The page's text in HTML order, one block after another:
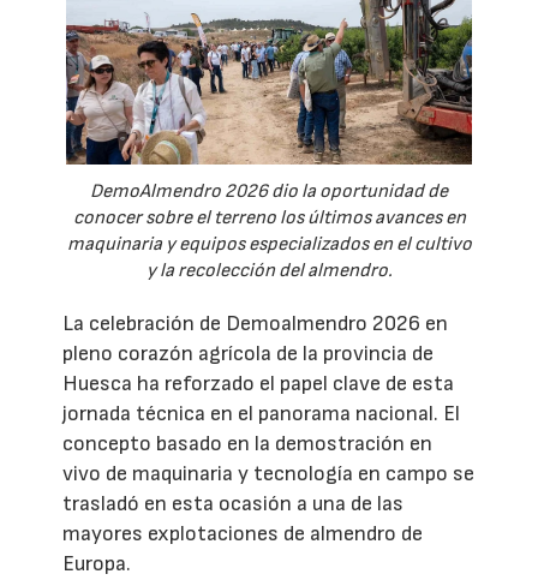
DemoAlmendro 2026 dio la oportunidad de
conocer sobre el terreno los últimos avances en
maquinaria y equipos especializados en el cultivo
y la recolección del almendro.
La celebración de Demoalmendro 2026 en
pleno corazón agrícola de la provincia de
Huesca ha reforzado el papel clave de esta
jornada técnica en el panorama nacional. El
concepto basado en la demostración en
vivo de maquinaria y tecnología en campo se
trasladó en esta ocasión a una de las
mayores explotaciones de almendro de
Europa.